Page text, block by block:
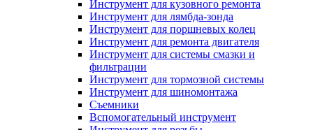
Инструмент для кузовного ремонта
Инструмент для лямбда-зонда
Инструмент для поршневых колец
Инструмент для ремонта двигателя
Инструмент для системы смазки и
фильтрации
Инструмент для тормозной системы
Инструмент для шиномонтажа
Съемники
Вспомогательный инструмент